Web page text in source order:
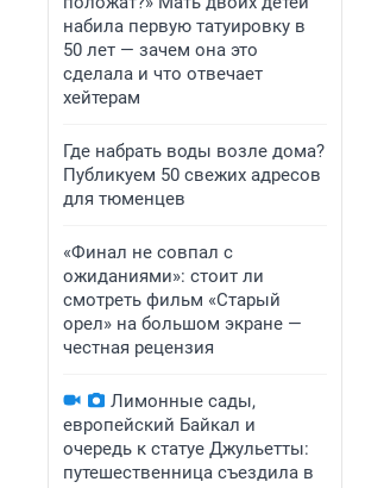
набила первую татуировку в
50 лет — зачем она это
сделала и что отвечает
хейтерам
Где набрать воды возле дома?
Публикуем 50 свежих адресов
для тюменцев
«Финал не совпал с
ожиданиями»: стоит ли
смотреть фильм «Старый
орел» на большом экране —
честная рецензия
Лимонные сады,
европейский Байкал и
очередь к статуе Джульетты:
путешественница съездила в